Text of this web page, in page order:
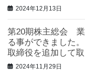
2024年12月13日
第20期株主総会 業
る事ができました
取締役を追加して
2024年11月29日